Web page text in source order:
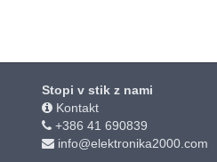
Stopi v stik z nami
Kontakt
+386 41 690839
info@elektronika2000.com